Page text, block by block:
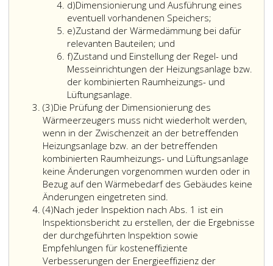
Verfügungsberechtigten
der
Anlage
regelmäßig,
spätestens
jedoch
vier
Jahre
nach
der
Inbetriebnahme
oder
der
letztmaligen
Überprüfung
der
Anlage
einer
Inspektion
durch
Fachpersonal
c
d)Litera
d
Dimensionierung und Ausführung eines
eventuell vorhandenen Speichers;
e)Litera
e
Zustand der Wärmedämmung bei dafür
relevanten Bauteilen; und
f)Litera
f
Zustand und Einstellung der Regel- und
Messeinrichtungen der Heizungsanlage bzw.
der kombinierten Raumheizungs- und
Lüftungsanlage.
(3)Absatz
3
Die Prüfung der Dimensionierung des
Wärmeerzeugers muss nicht wiederholt werden,
wenn in der Zwischenzeit an der betreffenden
Heizungsanlage bzw. an der betreffenden
kombinierten Raumheizungs- und Lüftungsanlage
keine Änderungen vorgenommen wurden oder in
Bezug auf den Wärmebedarf des Gebäudes keine
Änderungen eingetreten sind.
(4)Absatz
4
Nach jeder Inspektion nach Abs. 1 ist ein
Inspektionsbericht zu erstellen, der die Ergebnisse
der durchgeführten Inspektion sowie
Empfehlungen für kosteneffiziente
Verbesserungen der Energieeffizienz der